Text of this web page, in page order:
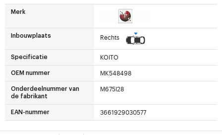
Merk
Inbouwplaats Rechts
Specificatie KOITO
OEM nummer MK548498
Onderdeelnummer van
de fabrikant
M675I28
EAN-nummer 3661929030577